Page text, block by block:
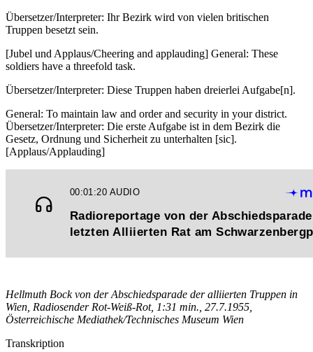
Übersetzer/Interpreter: Ihr Bezirk wird von vielen britischen
Truppen besetzt sein.
[Jubel und Applaus/Cheering and applauding] General: These
soldiers have a threefold task.
Übersetzer/Interpreter: Diese Truppen haben dreierlei Aufgabe[n].
General: To maintain law and order and security in your district.
Übersetzer/Interpreter: Die erste Aufgabe ist in dem Bezirk die
Gesetz, Ordnung und Sicherheit zu unterhalten [sic].
[Applaus/Applauding]
Hellmuth Bock von der Abschiedsparade der alliierten Truppen in
Wien, Radiosender Rot-Weiß-Rot, 1:31 min., 27.7.1955,
Österreichische Mediathek/Technisches Museum Wien
Transkription